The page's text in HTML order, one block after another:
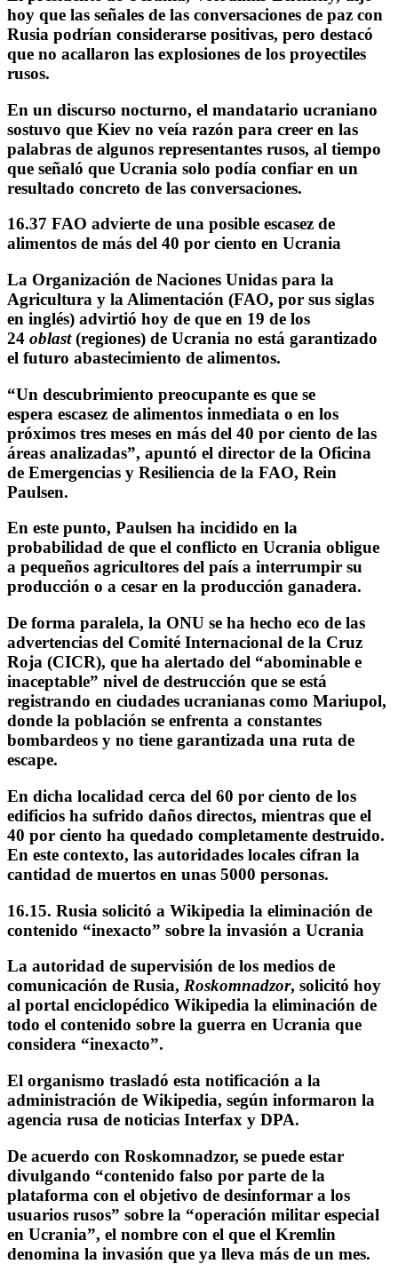
hoy que las señales de las conversaciones de paz con
Rusia podrían considerarse positivas, pero destacó
que no acallaron las explosiones de los proyectiles
rusos.
En un discurso nocturno, el mandatario ucraniano
sostuvo que Kiev no veía razón para creer en las
palabras de algunos representantes rusos, al tiempo
que señaló que Ucrania solo podía confiar en un
resultado concreto de las conversaciones.
16.37 FAO advierte de una posible escasez de
alimentos de más del 40 por ciento en Ucrania
La Organización de Naciones Unidas para la
Agricultura y la Alimentación (FAO, por sus siglas
en inglés) advirtió hoy de que en 19 de los
24 oblast(regiones) de Ucrania no está garantizado
el futuro abastecimiento de alimentos.
“Un descubrimiento preocupante es que se
espera escasez de alimentos inmediata o en los
próximos tres meses en más del 40 por ciento de las
áreas analizadas”, apuntó el director de la Oficina
de Emergencias y Resiliencia de la FAO, Rein
Paulsen.
En este punto, Paulsen ha incidido en la
probabilidad de que el conflicto en Ucrania obligue
a pequeños agricultores del país a interrumpir su
producción o a cesar en la producción ganadera.
De forma paralela, la ONU se ha hecho eco de las
advertencias del Comité Internacional de la Cruz
Roja (CICR), que ha alertado del “abominable e
inaceptable” nivel de destrucción que se está
registrando en ciudades ucranianas como Mariupol,
donde la población se enfrenta a constantes
bombardeos y no tiene garantizada una ruta de
escape.
En dicha localidad cerca del 60 por ciento de los
edificios ha sufrido daños directos, mientras que el
40 por ciento ha quedado completamente destruido.
En este contexto, las autoridades locales cifran la
cantidad de muertos en unas 5000 personas.
16.15. Rusia solicitó a Wikipedia la eliminación de
contenido “inexacto” sobre la invasión a Ucrania
La autoridad de supervisión de los medios de
comunicación de Rusia, Roskomnadzor, solicitó hoy
al portal enciclopédico Wikipedia la eliminación de
todo el contenido sobre la guerra en Ucrania que
considera “inexacto”.
El organismo trasladó esta notificación a la
administración de Wikipedia, según informaron la
agencia rusa de noticias Interfax y DPA.
De acuerdo con Roskomnadzor, se puede estar
divulgando “contenido falso por parte de la
plataforma con el objetivo de desinformar a los
usuarios rusos” sobre la “operación militar especial
en Ucrania”, el nombre con el que el Kremlin
denomina la invasión que ya lleva más de un mes.